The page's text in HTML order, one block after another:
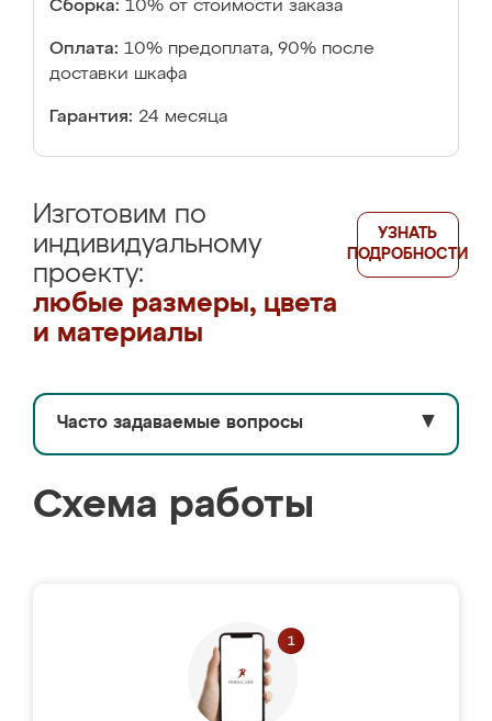
Сборка: 10% от стоимости заказа
Оплата: 10% предоплата, 90% после
доставки шкафа
Гарантия: 24 месяца
Изготовим по
индивидуальному
проекту:
любые размеры, цвета
и материалы
УЗНАТЬ
ПОДРОБНОСТИ
Часто задаваемые вопросы ▼
Схема работы